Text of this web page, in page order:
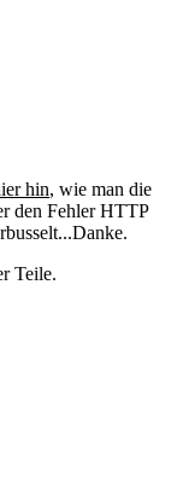
hin, wie man die
den Fehler HTTP
Teile.